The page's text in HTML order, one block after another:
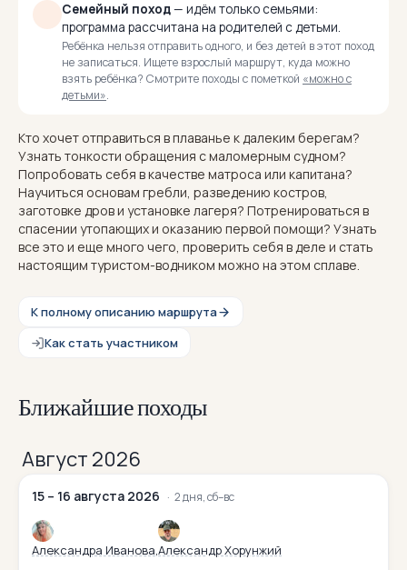
Семейный поход— идём только семьями:
программа рассчитана на родителей с детьми.
Ребёнка нельзя отправить одного, и без детей в этот поход
не записаться. Ищете взрослый маршрут, куда можно
взять ребёнка? Смотрите походы с пометкой «можно с
детьми».
Кто хочет отправиться в плаванье к далеким берегам?
Узнать тонкости обращения с маломерным судном?
Попробовать себя в качестве матроса или капитана?
Научиться основам гребли, разведению костров,
заготовке дров и установке лагеря? Потренироваться в
спасении утопающих и оказанию первой помощи? Узнать
все это и еще много чего, проверить себя в деле и стать
настоящим туристом-водником можно на этом сплаве.
Как стать участником
К полному описанию маршрута
Ближайшие походы
Август 2026
15 – 16 августа 2026 2 дня, сб–вс
Александра Иванова Александр Хорунжий